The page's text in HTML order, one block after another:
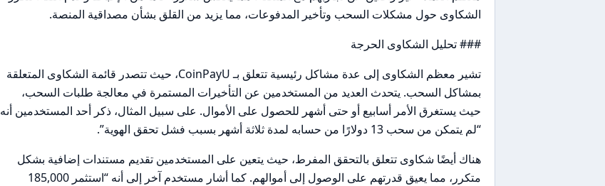
الشكاوى حول مشكلات السحب وتأخير المدفوعات، مما يزيد من القلق بشأن مصداقية المنصة.
### تحليل الشكاوى الحرجة
تشير معظم الشكاوى إلى عدة مشاكل رئيسية تتعلق بـ CoinPayU، حيث تتصدر قائمة الشكاوى المتعلقة
بمشاكل السحب. يتحدث العديد من المستخدمين عن التأخيرات المستمرة في معالجة طلبات السحب،
حيث يستغرق الأمر أسابيع أو حتى أشهر للحصول على الأموال. على سبيل المثال، ذكر أحد المستخدمين أنه
“لم يتمكن من سحب 13 دولارًا من حسابه لمدة ثلاثة أشهر بسبب فشل تحقق الهوية”.
هناك أيضًا شكاوى تتعلق بالتحقق المفرط، حيث يتعين على المستخدمين تقديم مستندات إضافية بشكل
متكرر، مما يعيق قدرتهم على الوصول إلى أموالهم. كما أشار مستخدم آخر إلى أنه “استثمر 185,000